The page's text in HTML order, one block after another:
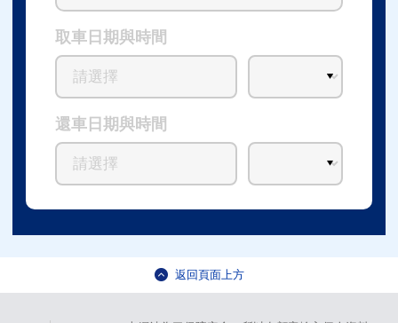
取車日期與時間
還車日期與時間
返回頁面上方